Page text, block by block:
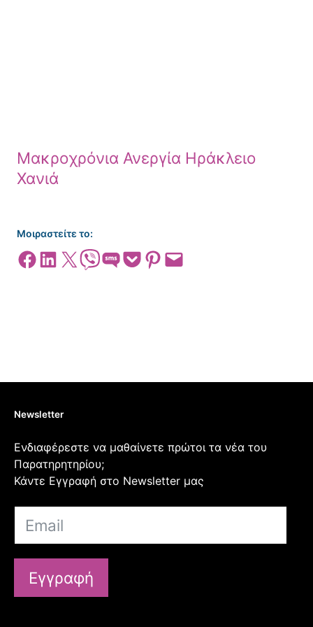
Μακροχρόνια Ανεργία Ηράκλειο
Χανιά
Μοιραστείτε το:
Share on Facebook
Share on LinkedIn
Share on X Share on ViberShare on SMSShare on Pocket
Share on Pinterest
Email this Page
Newsletter
Ενδιαφέρεστε να μαθαίνετε πρώτοι τα νέα του
Παρατηρητηρίου;
Κάντε Εγγραφή στο Newsletter μας
Εγγραφή